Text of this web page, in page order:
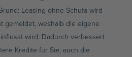
Leasing ohne Schufa wird
gemeldet, weshalb die eigene
wird. Dadurch verbessert
Kredite für Sie, auch die